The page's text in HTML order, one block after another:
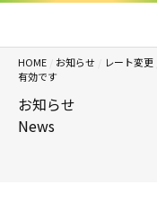
TOP
HOME お知らせ レート変更
有効です
お知らせ
News